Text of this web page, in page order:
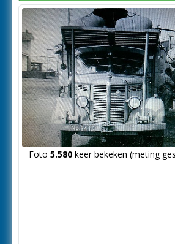
Foto 5.580keer bekeken (meting